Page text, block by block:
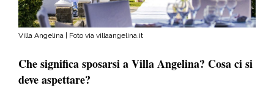
Villa Angelina | Foto via villaangelina.it
Che significa sposarsi a Villa Angelina? Cosa ci si
deve aspettare?